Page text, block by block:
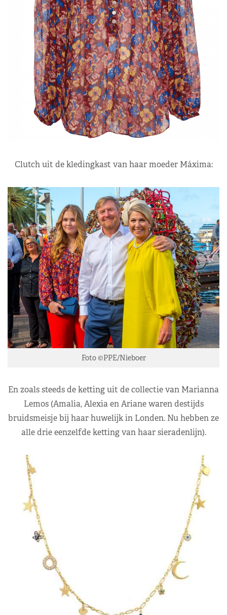
Clutch uit de kledingkast van haar moeder Máxima:
Foto ©PPE/Nieboer
En zoals steeds de ketting uit de collectie van Marianna
Lemos (Amalia, Alexia en Ariane waren destijds
bruidsmeisje bij haar huwelijk in Londen. Nu hebben ze
alle drie eenzelfde ketting van haar sieradenlijn).